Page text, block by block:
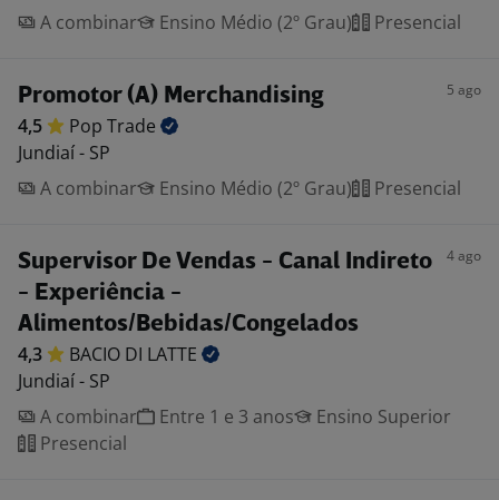
A combinar
Ensino Médio (2º Grau) Presencial
Promotor (A) Merchandising 5 ago
4,5 Pop Trade
Jundiaí - SP
A combinar
Ensino Médio (2º Grau) Presencial
Supervisor De Vendas - Canal Indireto
- Experiência -
Alimentos/Bebidas/Congelados
4 ago
4,3 BACIO DI LATTE
Jundiaí - SP
A combinar
Entre 1 e 3 anos
Ensino Superior
Presencial